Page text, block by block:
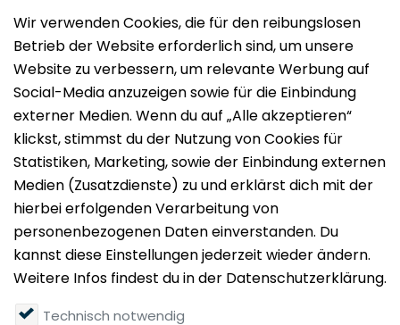
Impressum
Datenschutz
Nutzungsbedingungen
Mieten
Vermieten
Über uns